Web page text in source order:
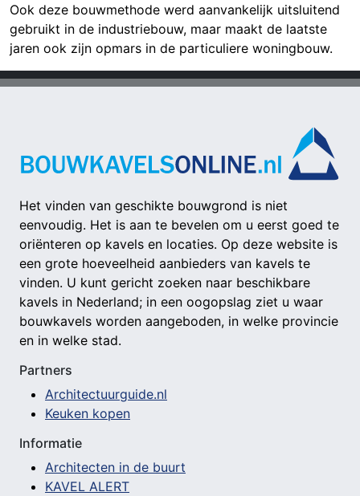
Ook deze bouwmethode werd aanvankelijk uitsluitend
gebruikt in de industriebouw, maar maakt de laatste
jaren ook zijn opmars in de particuliere woningbouw.
Het vinden van geschikte bouwgrond is niet
eenvoudig. Het is aan te bevelen om u eerst goed te
oriënteren op kavels en locaties. Op deze website is
een grote hoeveelheid aanbieders van kavels te
vinden. U kunt gericht zoeken naar beschikbare
kavels in Nederland; in een oogopslag ziet u waar
bouwkavels worden aangeboden, in welke provincie
en in welke stad.
Partners
Architectuurguide.nl
Keuken kopen
Informatie
Architecten in de buurt
KAVEL ALERT